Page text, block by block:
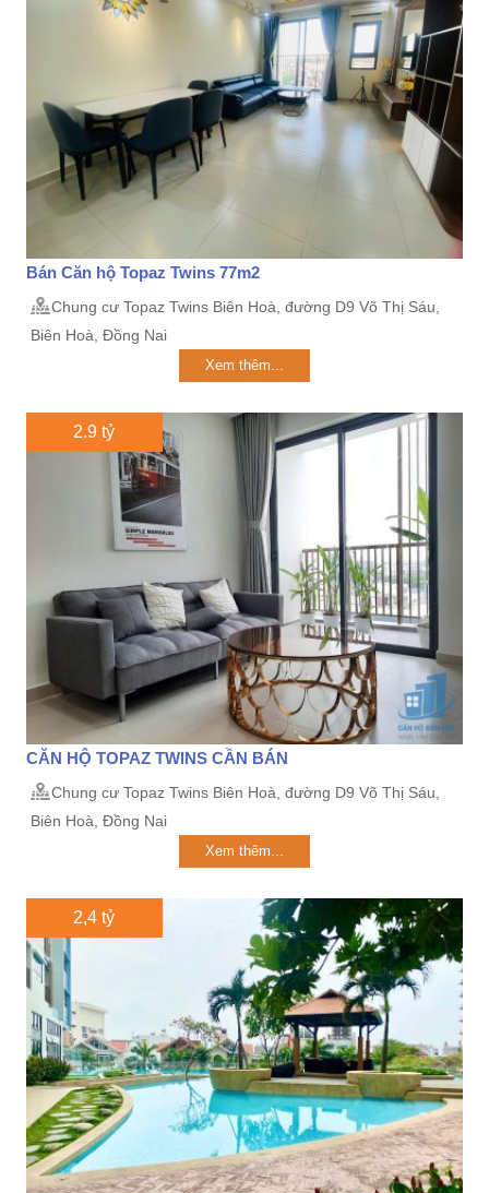
Bán Căn hộ Topaz Twins 77m2
Chung cư Topaz Twins Biên Hoà, đường D9 Võ Thị Sáu,
Biên Hoà, Đồng Nai
Xem thêm...
2.9 tỷ
CĂN HỘ TOPAZ TWINS CẦN BÁN
Chung cư Topaz Twins Biên Hoà, đường D9 Võ Thị Sáu,
Biên Hoà, Đồng Nai
Xem thêm...
2,4 tỷ